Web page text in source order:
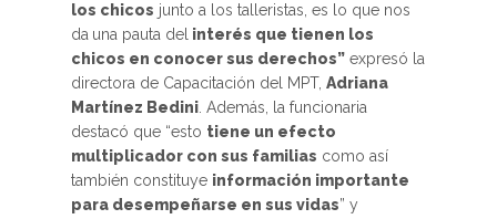
los chicos junto a los talleristas, es lo que nos
da una pauta del interés que tienen los
chicos en conocer sus derechos” expresó la
directora de Capacitación del MPT, Adriana
Martínez Bedini . Además, la funcionaria
destacó que “esto tiene un efecto
multiplicador con sus familias como así
también constituye información importante
para desempeñarse en sus vidas” y